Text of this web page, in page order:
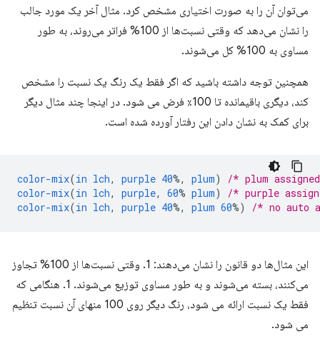
می‌توان آن را به صورت اختیاری مشخص کرد. مثال آخر یک مورد جالب
را نشان می‌دهد که وقتی نسبت‌ها از 100% فراتر می‌روند، به طور
مساوی به 100% کل می‌شوند.
همچنین توجه داشته باشید که اگر فقط یک رنگ یک نسبت را مشخص
کند، دیگری باقیمانده تا 100٪ فرض می شود. در اینجا چند مثال دیگر
برای کمک به نشان دادن این رفتار آورده شده است.
color-mix(in lch, purple 40%, plum)
/* plum
color-mix(in lch, purple, 60% plum)
/* purple
color-mix(in lch, purple 40%, plum 60%) /* no auto
این مثال‌ها دو قانون را نشان می‌دهند: 1. وقتی نسبت‌ها از 100% تجاوز
می‌کنند، بسته می‌شوند و به طور مساوی توزیع می‌شوند. 1. هنگامی که
فقط یک نسبت ارائه می شود، رنگ دیگر روی 100 منهای آن نسبت تنظیم
می شود.